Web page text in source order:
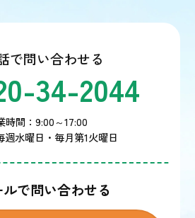
で問い合わせる
34-2044
時間：9:00～17:00
週水曜日・毎月第1火曜日
で問い合わせる